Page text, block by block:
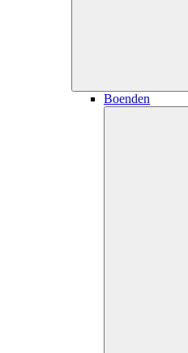
Boenden